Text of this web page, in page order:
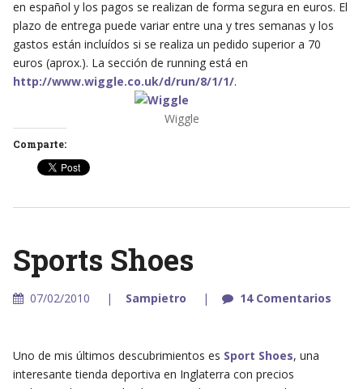
en español y los pagos se realizan de forma segura en euros. El
plazo de entrega puede variar entre una y tres semanas y los
gastos están incluídos si se realiza un pedido superior a 70
euros (aprox.). La sección de running está en
http://www.wiggle.co.uk/d/run/8/1/1/.
Wiggle
Comparte:
Sports Shoes
07/02/2010 Sampietro 14 Comentarios
Uno de mis últimos descubrimientos es Sport Shoes, una
interesante tienda deportiva en Inglaterra con precios